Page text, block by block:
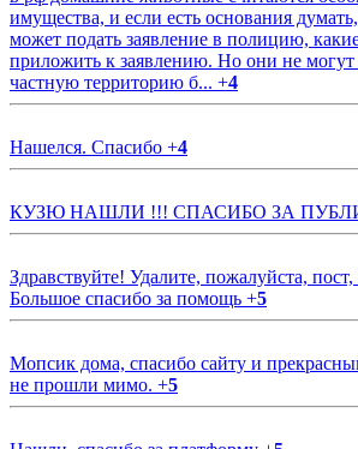
имущества, и если есть основания
может подать заявление в полицию,
приложить к заявлению. Но они не могут
частную территорию б... +4
Нашелся. Спасибо +4
КУЗЮ НАШЛИ !!! СПАСИБО ЗА
Здравствуйте! Удалите, пожалуйста,
Большое спасибо за помощь +5
Мопсик дома, спасибо сайту и
не прошли мимо. +5